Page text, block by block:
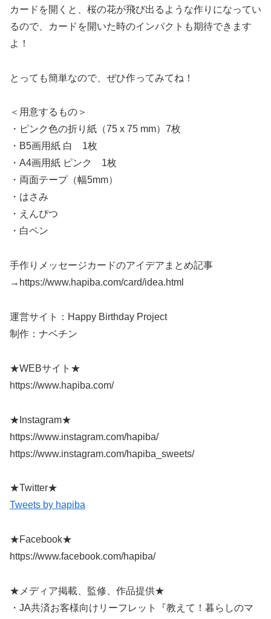
カードを開くと、桜の花が飛び出るような作りになってい
るので、カードを開いた時のインパクトも期待できます
よ！
とっても簡単なので、ぜひ作ってみてね！
＜用意するもの＞
・ピンク色の折り紙（75 x 75 mm）7枚
・B5画用紙 白 1枚
・A4画用紙 ピンク 1枚
・両面テープ（幅5mm）
・はさみ
・えんぴつ
・白ペン
手作りメッセージカードのアイデアまとめ記事
→https://www.hapiba.com/card/idea.html
運営サイト：Happy Birthday Project
制作：ナベチン
★WEBサイト★
https://www.hapiba.com/
★Instagram★
https://www.instagram.com/hapiba/
https://www.instagram.com/hapiba_sweets/
★Twitter★
Tweets by hapiba
★Facebook★
https://www.facebook.com/hapiba/
★メディア掲載、監修、作品提供★
・JA共済お客様向けリーフレット『教えて！暮らしのマ